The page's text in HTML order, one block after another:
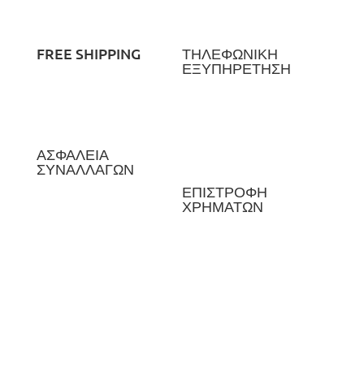
FREE SHIPPING ΤΗΛΕΦΩΝΙΚΗ
ΕΞΥΠΗΡΕΤΗΣΗ
ΑΣΦΑΛΕΙΑ
ΣΥΝΑΛΛΑΓΩΝ
ΕΠΙΣΤΡΟΦΗ
ΧΡΗΜΑΤΩΝ